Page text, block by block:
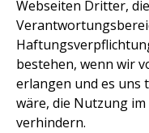
Webseiten Dritter,
bestehen, wenn wir
erlangen und es uns
wäre, die Nutzung
verhindern.